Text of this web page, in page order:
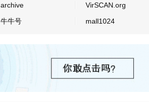
archive
VirSCAN.org
牛牛号 mall1024